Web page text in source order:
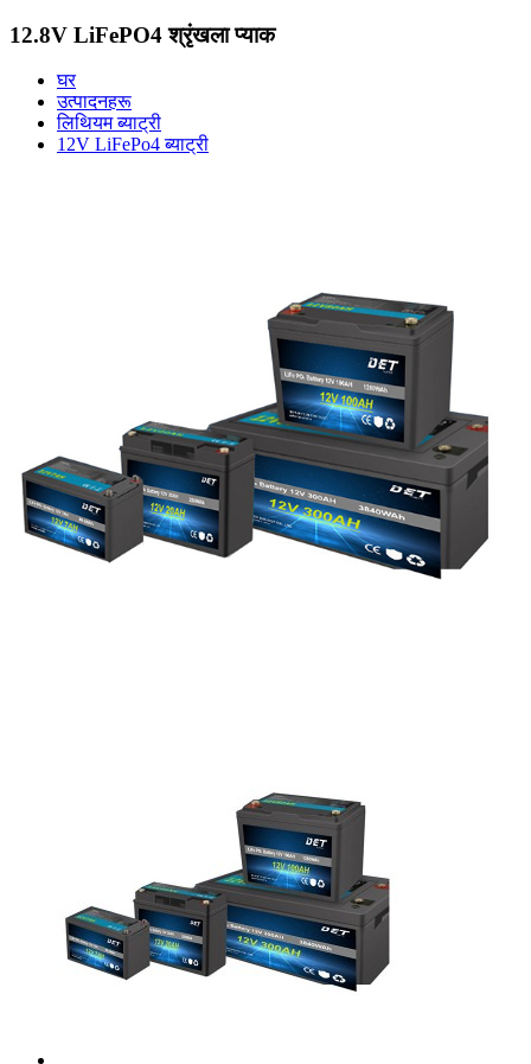
12.8V LiFePO4 श्रृंखला प्याक
घर
उत्पादनहरू
लिथियम ब्याट्री
12V LiFePo4 ब्याट्री